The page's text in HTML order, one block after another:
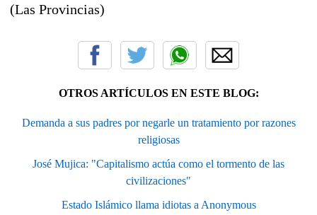
(Las Provincias)
OTROS ARTÍCULOS EN ESTE BLOG:
Demanda a sus padres por negarle un tratamiento por razones
religiosas
José Mujica: "Capitalismo actúa como el tormento de las
civilizaciones"
Estado Islámico llama idiotas a Anonymous